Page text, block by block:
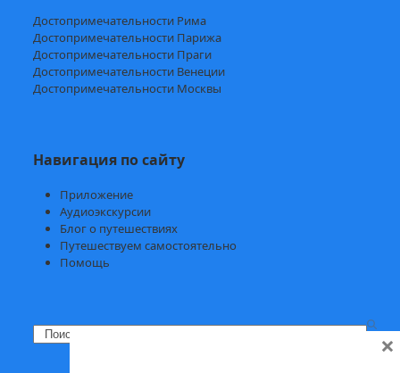
Достопримечательности Рима
Достопримечательности Парижа
Достопримечательности Праги
Достопримечательности Венеции
Достопримечательности Москвы
Навигация по сайту
Приложение
Аудиоэкскурсии
Блог о путешествиях
Путешествуем самостоятельно
Помощь
Search ×